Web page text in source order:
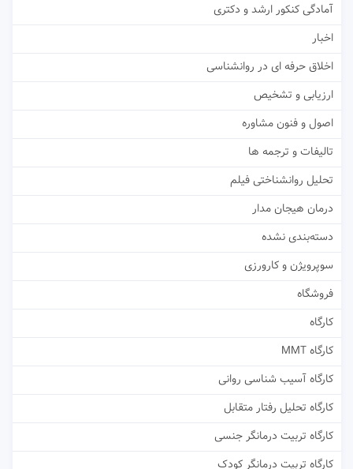
آمادگی کنکور ارشد و دکتری
اخبار
اخلاق حرفه ای در روانشناسی
ارزیابی و تشخیص
اصول و فنون مشاوره
تالیفات و ترجمه ها
تحلیل روانشناختی فیلم
درمان هیجان مدار
دسته‌بندی نشده
سوپرویژن و کارورزی
فروشگاه
کارگاه
کارگاه MMT
کارگاه آسیب شناسی روانی
کارگاه تحلیل رفتار متقابل
کارگاه تربیت درمانگر جنسی
کارگاه تربیت درمانگر کودک